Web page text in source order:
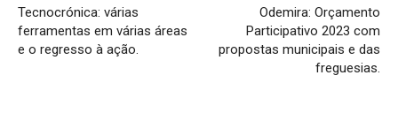
Tecnocrónica: várias
ferramentas em várias áreas
e o regresso à ação.
Odemira: Orçamento
Participativo 2023 com
propostas municipais e das
freguesias.